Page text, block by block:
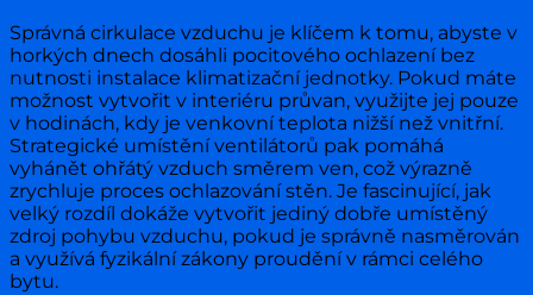
Správná cirkulace vzduchu je klíčem k tomu, abyste v
horkých dnech dosáhli pocitového ochlazení bez
nutnosti instalace klimatizační jednotky. Pokud máte
možnost vytvořit v interiéru průvan, využijte jej pouze
v hodinách, kdy je venkovní teplota nižší než vnitřní.
Strategické umístění ventilátorů pak pomáhá
vyhánět ohřátý vzduch směrem ven, což výrazně
zrychluje proces ochlazování stěn. Je fascinující, jak
velký rozdíl dokáže vytvořit jediný dobře umístěný
zdroj pohybu vzduchu, pokud je správně nasměrován
a využívá fyzikální zákony proudění v rámci celého
bytu.